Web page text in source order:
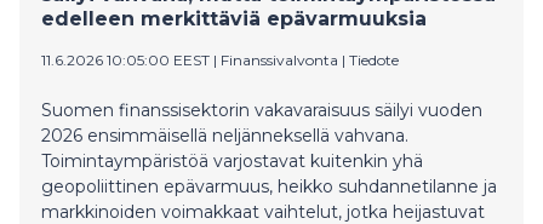
edelleen merkittäviä epävarmuuksia
11.6.2026 10:05:00 EEST | Finanssivalvonta | Tiedote
Suomen finanssisektorin vakavaraisuus säilyi vuoden
2026 ensimmäisellä neljänneksellä vahvana.
Toimintaympäristöä varjostavat kuitenkin yhä
geopoliittinen epävarmuus, heikko suhdannetilanne ja
markkinoiden voimakkaat vaihtelut, jotka heijastuvat